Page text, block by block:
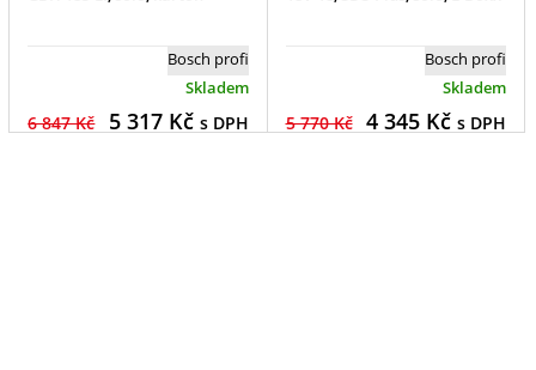
Bosch profi
Skladem
6 847 Kč 5 317Kč s DPH
Bosch profi
Skladem
5 770 Kč 4 345Kč s DPH